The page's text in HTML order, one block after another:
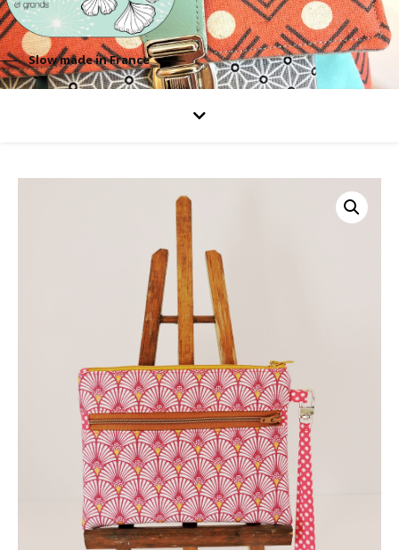
Slow made in France